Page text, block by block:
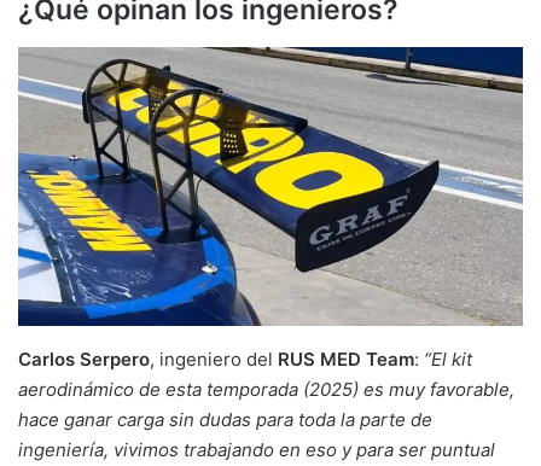
¿Qué opinan los ingenieros?
Carlos Serpero, ingeniero del RUS MED Team: “El kit
aerodinámico de esta temporada (2025) es muy favorable,
hace ganar carga sin dudas para toda la parte de
ingeniería, vivimos trabajando en eso y para ser puntual